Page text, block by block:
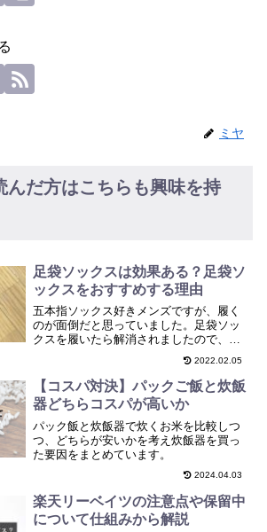
ミヤ
んだ方はこちらも興味を持
足袋ソックスは効果ある？足袋ソ
ックスをおすすめする理由
五本指ソックス好きメンズですが、履く
のが面倒だと思っていました。足袋ソッ
クスを履いたら解消されましたので、足
2022.02.05
【コスパ対決】パックご飯と炊飯
器どちらコスパが高いか
パック飯と炊飯器で炊くお米を比較しつ
つ、どちらが安いかを考え炊飯器を買っ
た要因をまとめています。
2024.04.03
楽天リーベイツの注意点や保留中
について仕組みから解説